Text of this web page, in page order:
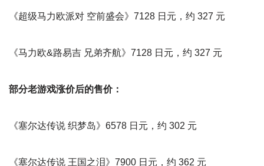
《超级马力欧派对 空前盛会》7128 日元，约 327 元
《马力欧&路易吉 兄弟齐航》7128 日元，约 327 元
部分老游戏涨价后的售价：
《塞尔达传说 织梦岛》6578 日元，约 302 元
《塞尔达传说 王国之泪》7900 日元，约 362 元